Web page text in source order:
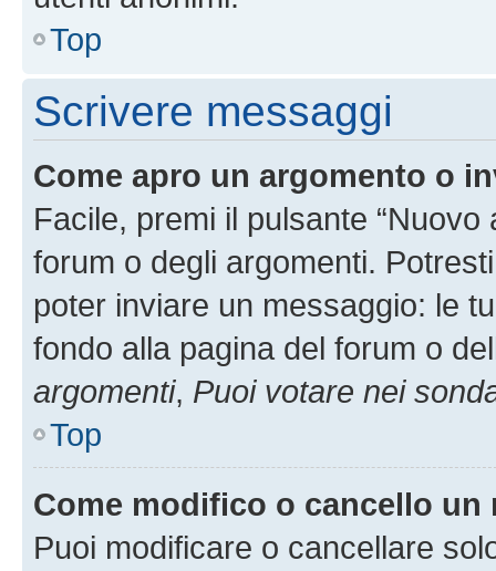
Top
Scrivere messaggi
Come apro un argomento o
Facile, premi il pulsante
forum o degli argomenti.
poter inviare un messaggio: le
fondo alla pagina del forum o
argomenti, Puoi votare nei
Top
Come modifico o cancello un
Puoi modificare o cancellare